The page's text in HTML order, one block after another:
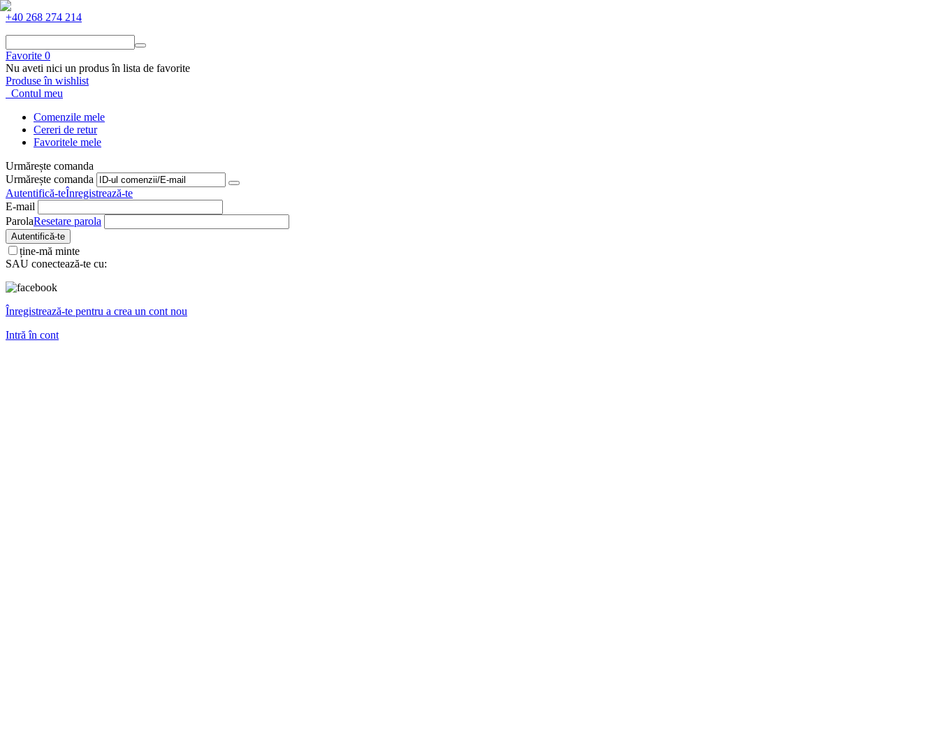
+40 268 274 214
Favorite 0
Nu aveti nici un produs în lista de favorite
Produse în wishlist
Contul meu
Comenzile mele
Cereri de retur
Favoritele mele
Urmărește comanda
Urmărește comanda
Autentifică-teÎnregistrează-te
E-mail
ParolaResetare parola
Autentifică-te
ține-mă minte
SAU conectează-te cu:
Înregistrează-te pentru a crea un cont nou
Intră în cont